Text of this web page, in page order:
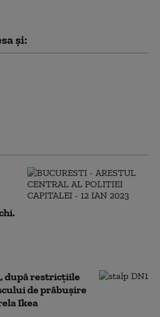
și:
după restricțiile
de prăbușire
Ikea